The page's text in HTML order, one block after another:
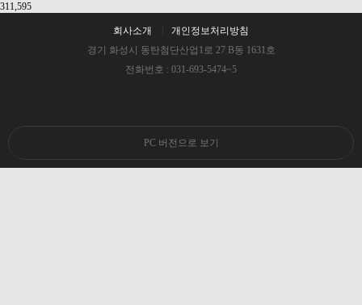
311,595
회사소개
개인정보처리방침
경기 화성시 동탄첨단산업1로 27 B동 1631호
전화번호 : 031-693-5474~5
PC 버전으로 보기